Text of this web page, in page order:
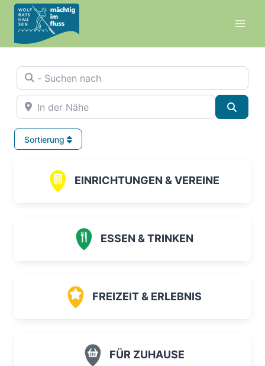
Zum
Inhalt
springen
- Suchen nach
In der Nähe
Sortierung
EINRICHTUNGEN & VEREINE
ESSEN & TRINKEN
FREIZEIT & ERLEBNIS
FÜR ZUHAUSE